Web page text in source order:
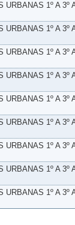
URBANAS 1º A 3º
URBANAS 1º A 3º
URBANAS 1º A 3º
URBANAS 1º A 3º
URBANAS 1º A 3º
URBANAS 1º A 3º
URBANAS 1º A 3º
URBANAS 1º A 3º
URBANAS 1º A 3º